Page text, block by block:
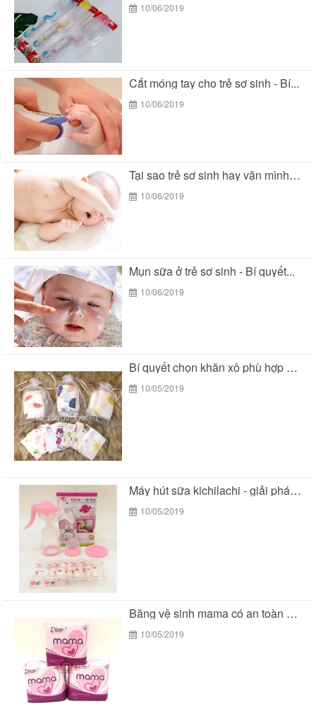
10/06/2019
Cắt móng tay cho trẻ sơ sinh - Bí...
10/06/2019
Tại sao trẻ sơ sinh hay vặn mình khi...
10/06/2019
Mụn sữa ở trẻ sơ sinh - Bí quyết...
10/06/2019
Bí quyết chọn khăn xô phù hợp với làn...
10/05/2019
Máy hút sữa kichilachi - giải pháp tối ưu...
10/05/2019
Băng vệ sinh mama có an toàn cho các...
10/05/2019